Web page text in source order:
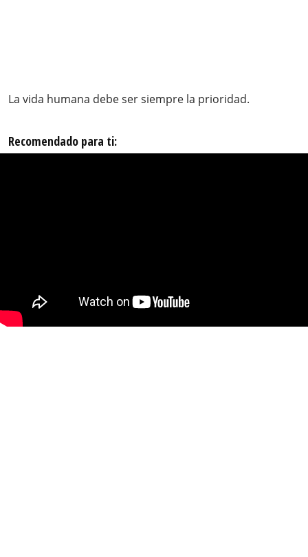
La vida humana debe ser siempre la prioridad.
Recomendado para ti: